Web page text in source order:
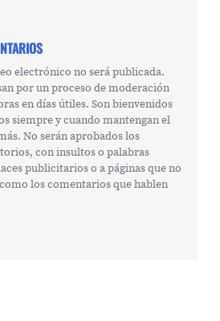
electrónico no será publicada.
por un proceso de moderación
en días útiles. Son bienvenidos
siempre y cuando mantengan el
No serán aprobados los
con insultos o palabras
publicitarios o a páginas que no
los comentarios que hablen